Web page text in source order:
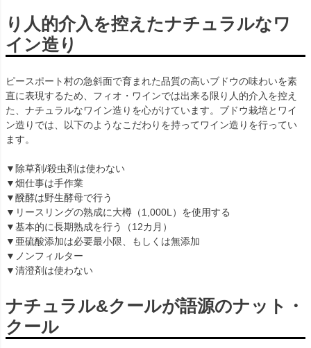
り人的介入を控えたナチュラルなワ
イン造り
ピースポート村の急斜面で育まれた品質の高いブドウの味わいを素
直に表現するため、フィオ・ワインでは出来る限り人的介入を控え
た、ナチュラルなワイン造りを心がけています。ブドウ栽培とワイ
ン造りでは、以下のようなこだわりを持ってワイン造りを行ってい
ます。
▼除草剤/殺虫剤は使わない
▼畑仕事は手作業
▼醗酵は野生酵母で行う
▼リースリングの熟成に大樽（1,000L）を使用する
▼基本的に長期熟成を行う（12カ月）
▼亜硫酸添加は必要最小限、もしくは無添加
▼ノンフィルター
▼清澄剤は使わない
ナチュラル&クールが語源のナット・
クール